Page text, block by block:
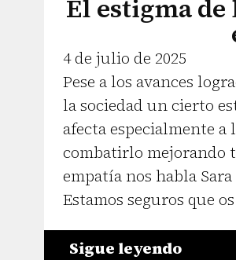
El estigma
4 de julio de 2025
Pese a los avances
la sociedad un cierto
afecta especialmente a
combatirlo mejorando
empatía nos habla
Estamos seguros que
Sigue leyendo